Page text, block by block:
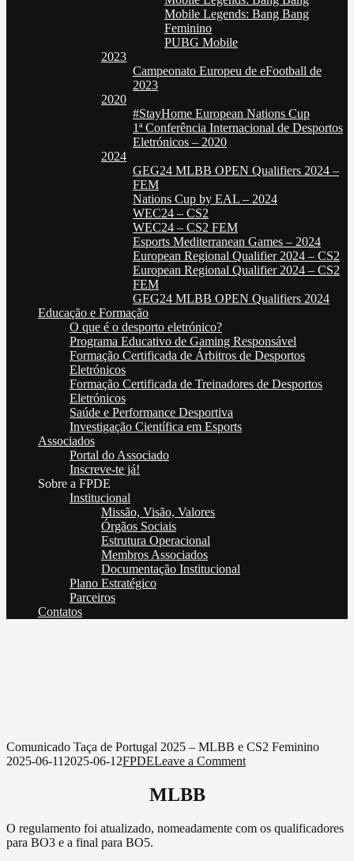
Mobile Legends: Bang Bang
Feminino
PUBG Mobile
2023
Campeonato Europeu de eFootball de
2023
2020
#StayHome European Nations Cup
1ª Conferência Internacional de Desportos
Eletrónicos – 2020
2024
GEG24 MLBB OPEN Qualifiers 2024 –
FEM
Nations Cup by EAL – 2024
WEC24 – CS2
WEC24 – CS2 FEM
Esports Mediterranean Games – 2024
European Regional Qualifier 2024 – CS2
European Regional Qualifier 2024 – CS2
FEM
GEG24 MLBB OPEN Qualifiers 2024
Educação e Formação
O que é o desporto eletrónico?
Programa Educativo de Gaming Responsável
Formação Certificada de Árbitros de Desportos
Eletrónicos
Formação Certificada de Treinadores de Desportos
Eletrónicos
Saúde e Performance Desportiva
Investigação Científica em Esports
Associados
Portal do Associado
Inscreve-te já!
Sobre a FPDE
Institucional
Missão, Visão, Valores
Órgãos Sociais
Estrutura Operacional
Membros Associados
Documentação Institucional
Plano Estratégico
Parceiros
Contatos
Taça
de
e
Comunicado Taça de Portugal 2025 – MLBB e CS2 Feminino
2025-06-11 2025-06-12FPDELeave a Commenton
2025
MLBB
O regulamento foi atualizado, nomeadamente com os qualificadores
para BO3 e a final para BO5.